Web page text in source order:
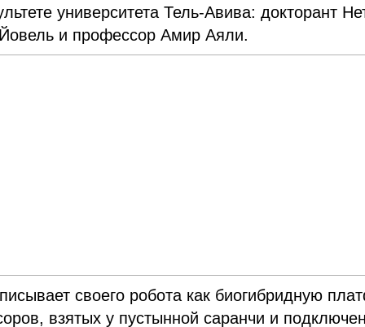
университета Тель-Авива: докторант
и профессор Амир Аяли.
своего робота как биогибридную
взятых у пустынной саранчи и